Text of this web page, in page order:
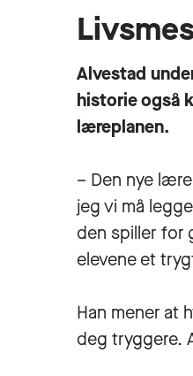
Alvestad
historie også
læreplanen.
– Den nye
jeg vi må
den spiller for
elevene et
Han mener at
deg tryggere.